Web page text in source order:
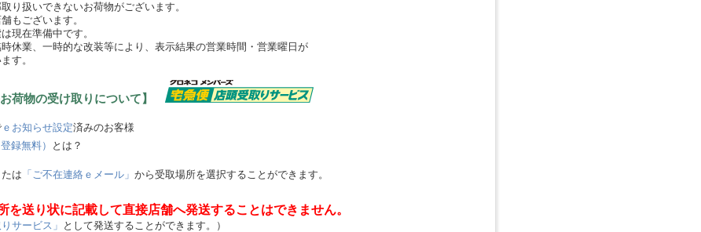
扱いできないお荷物がございます。
ございます。
在準備中です。
休業、一時的な改装等により、表示結果の営業時間・営業曜日が
す。
お荷物の受け取りについて】
ｅお知らせ設定済みのお客様
録無料）
とは？
たは 「ご不在連絡ｅメール」 から受取場所を選択することができます。
送り状に記載して直接店舗へ発送することはできません。
サービス」 として発送することができます。）